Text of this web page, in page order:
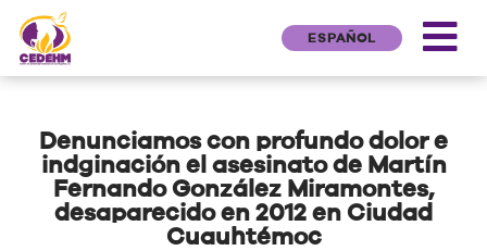
ESPAÑOL
Denunciamos con profundo dolor e
indginación el asesinato de Martín
Fernando González Miramontes,
desaparecido en 2012 en Ciudad
Cuauhtémoc